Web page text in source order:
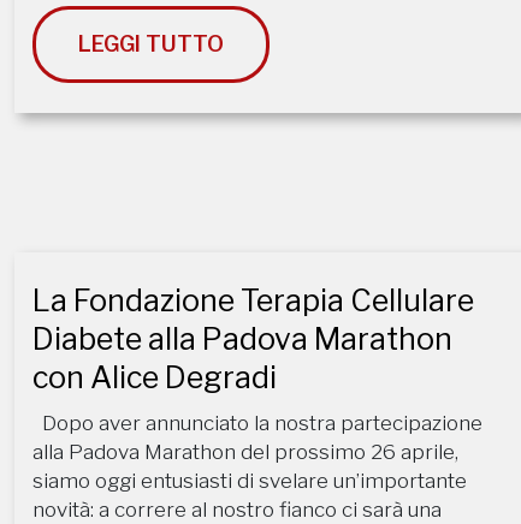
LEGGI TUTTO
La Fondazione Terapia Cellulare
Diabete alla Padova Marathon
con Alice Degradi
​Dopo aver annunciato la nostra partecipazione
alla Padova Marathon del prossimo 26 aprile,
siamo oggi entusiasti di svelare un’importante
novità: a correre al nostro fianco ci sarà una